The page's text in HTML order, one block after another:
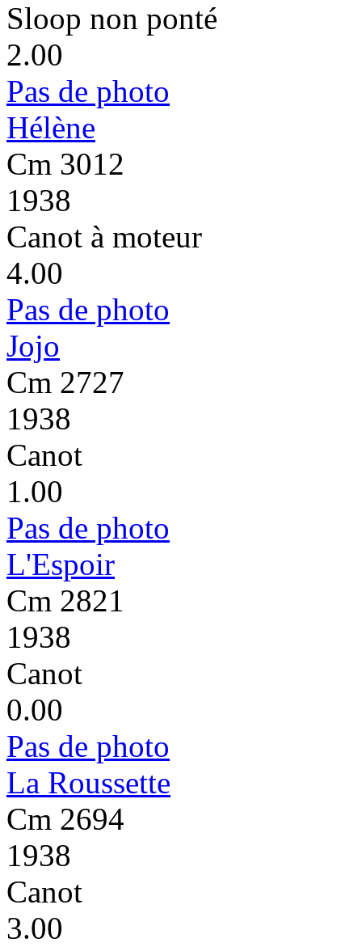
Sloop non ponté
2.00
Pas de photo
Hélène
Cm 3012
1938
Canot à moteur
4.00
Pas de photo
Jojo
Cm 2727
1938
Canot
1.00
Pas de photo
L'Espoir
Cm 2821
1938
Canot
0.00
Pas de photo
La Roussette
Cm 2694
1938
Canot
3.00